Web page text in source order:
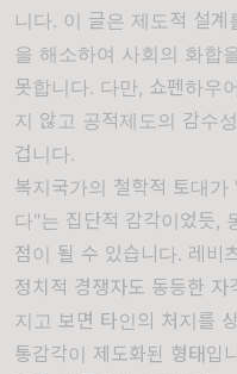
니다. 이 글은 제도적 설
을 해소하여 사회의 화합
못합니다. 다만, 쇼펜하우
지 않고 공적제도의 감수
겁니다.
복지국가의 철학적 토대
다"는 집단적 감각이었듯,
점이 될 수 있습니다. 레
정치적 경쟁자도 동등한
지고 보면 타인의 처지를
통감각이 제도화된 형태입